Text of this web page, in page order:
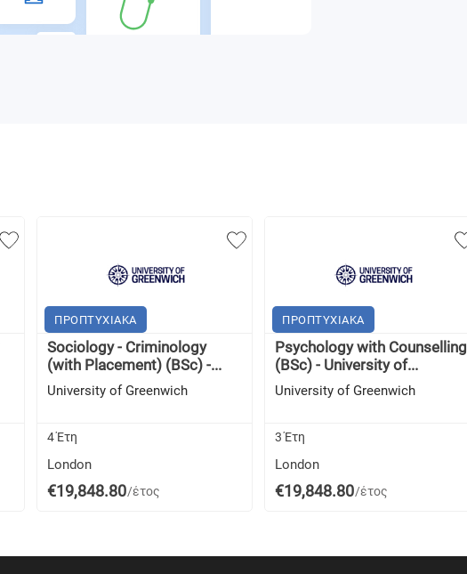
ΠΡΟΠΤΥΧΙΑΚΑ
Sociology - Criminology
(with Placement) (BSc) -...
University of Greenwich
4 Έτη
London
€19,848.80/έτος
ΠΡΟΠΤΥΧΙΑΚΑ
Psychology with Counselling
(BSc) - University of...
University of Greenwich
3 Έτη
London
€19,848.80/έτος